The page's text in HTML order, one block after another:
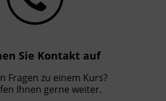
Sie Kontakt auf
Fragen zu einem Kurs?
Ihnen gerne weiter.